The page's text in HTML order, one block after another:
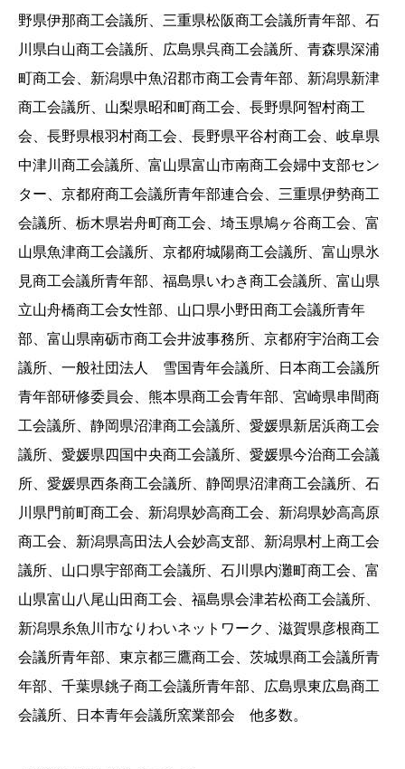
野県伊那商工会議所、三重県松阪商工会議所青年部、石
川県白山商工会議所、広島県呉商工会議所、青森県深浦
町商工会、新潟県中魚沼郡市商工会青年部、新潟県新津
商工会議所、山梨県昭和町商工会、長野県阿智村商工
会、長野県根羽村商工会、長野県平谷村商工会、岐阜県
中津川商工会議所、富山県富山市南商工会婦中支部セン
ター、京都府商工会議所青年部連合会、三重県伊勢商工
会議所、栃木県岩舟町商工会、埼玉県鳩ヶ谷商工会、富
山県魚津商工会議所、京都府城陽商工会議所、富山県氷
見商工会議所青年部、福島県いわき商工会議所、富山県
立山舟橋商工会女性部、山口県小野田商工会議所青年
部、富山県南砺市商工会井波事務所、京都府宇治商工会
議所、一般社団法人 雪国青年会議所、日本商工会議所
青年部研修委員会、熊本県商工会青年部、宮崎県串間商
工会議所、静岡県沼津商工会議所、愛媛県新居浜商工会
議所、愛媛県四国中央商工会議所、愛媛県今治商工会議
所、愛媛県西条商工会議所、静岡県沼津商工会議所、石
川県門前町商工会、新潟県妙高商工会、新潟県妙高高原
商工会、新潟県高田法人会妙高支部、新潟県村上商工会
議所、山口県宇部商工会議所、石川県内灘町商工会、富
山県富山八尾山田商工会、福島県会津若松商工会議所、
新潟県糸魚川市なりわいネットワーク、滋賀県彦根商工
会議所青年部、東京都三鷹商工会、茨城県商工会議所青
年部、千葉県銚子商工会議所青年部、広島県東広島商工
会議所、日本青年会議所窯業部会 他多数。